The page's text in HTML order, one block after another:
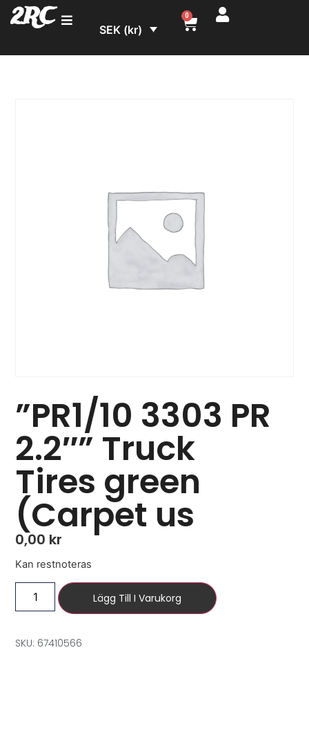
2RC SEK (kr)
0
”PR1/10 3303 PR
2.2″” Truck
Tires green
(Carpet us
0,00 kr
Kan restnoteras
Lägg Till I Varukorg
SKU: 67410566